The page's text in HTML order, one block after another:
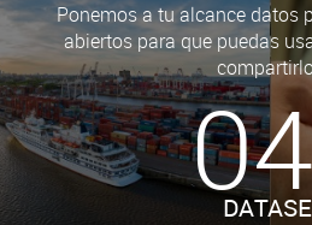
Ponemos a tu alcance datos
abiertos para que puedas